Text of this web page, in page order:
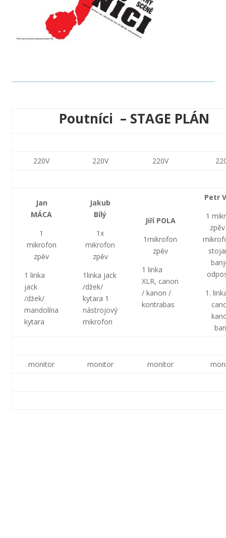
Poutníci – STAGE PLÁN
220V 220V 220V
Jan
MÁCA
1
mikrofon
zpěv
1 linka
jack
/džek/
mandolína
kytara
Jakub
Bílý
1x
mikrofon
zpěv
1linka jack
/džek/
kytara 1
nástrojový
mikrofon
Jiří POLA
1mikrofon
zpěv
1 linka
XLR, canon
/ kanon /
kontrabas
Petr
1
1.
monitor monitor monitor